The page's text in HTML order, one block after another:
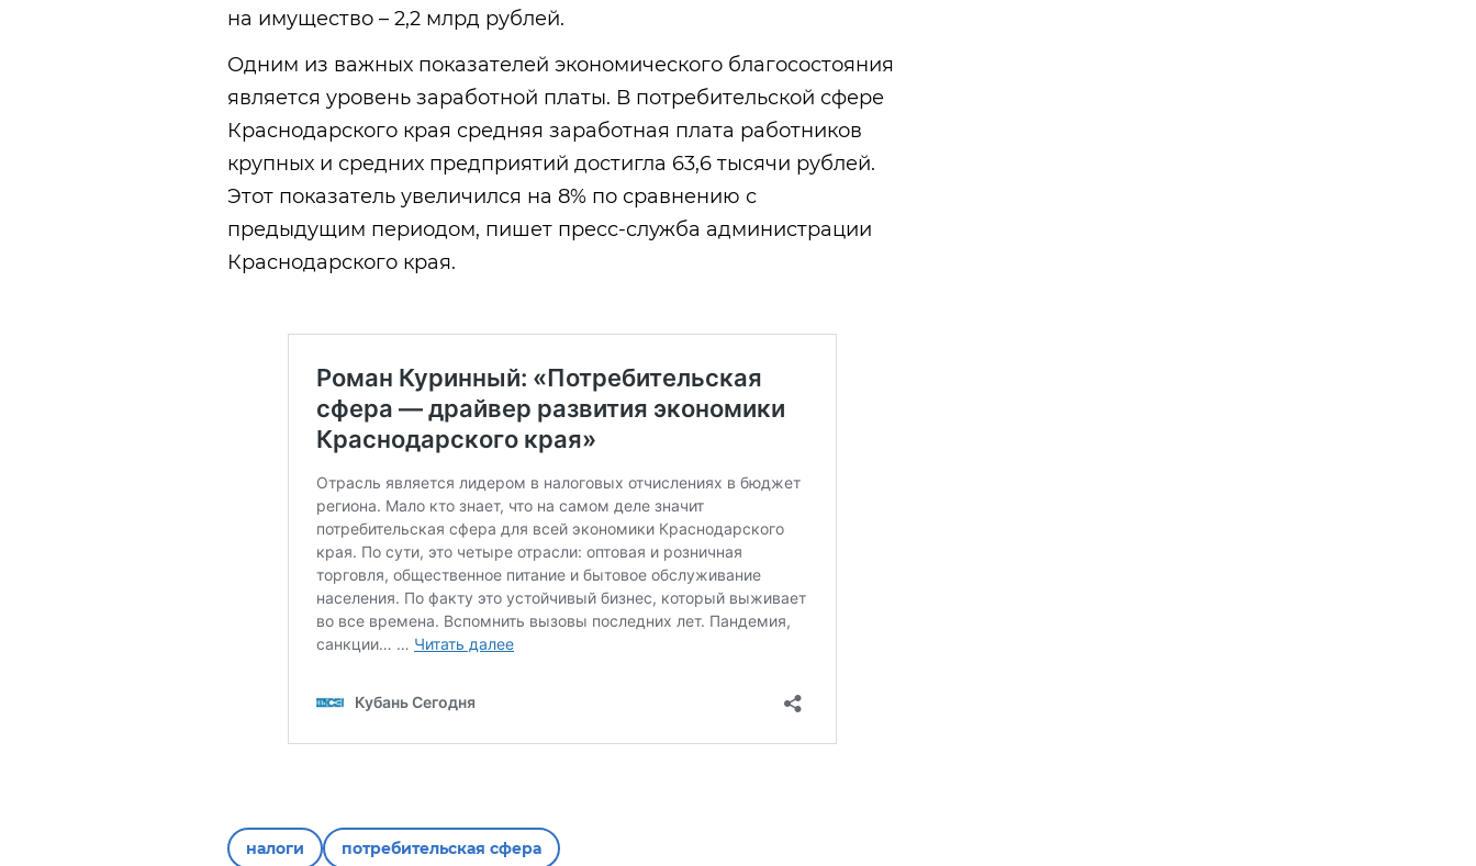
на имущество – 2,2 млрд рублей.
Одним из важных показателей экономического благосостояния
является уровень заработной платы. В потребительской сфере
Краснодарского края средняя заработная плата работников
крупных и средних предприятий достигла 63,6 тысячи рублей.
Этот показатель увеличился на 8% по сравнению с
предыдущим периодом, пишет пресс-служба администрации
Краснодарского края.
налоги потребительская сфера